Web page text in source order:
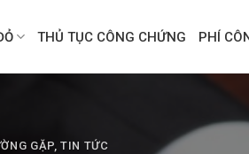
THỦ TỤC CÔNG CHỨNG PHÍ
GẶP,TIN TỨC